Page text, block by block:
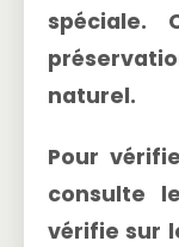
spéciale.
naturel.
Pour
consulte
vérifie sur